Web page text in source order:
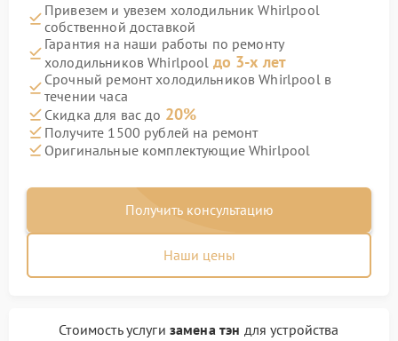
Привезем и увезем холодильник Whirlpool
собственной доставкой
Гарантия на наши работы по ремонту
холодильников Whirlpool до 3-х лет
Срочный ремонт холодильников Whirlpool в
течении часа
Скидка для вас до 20%
Получите 1500 рублей на ремонт
Оригинальные комплектующие Whirlpool
Получить консультацию
Наши цены
Стоимость услуги замена тэн для устройства